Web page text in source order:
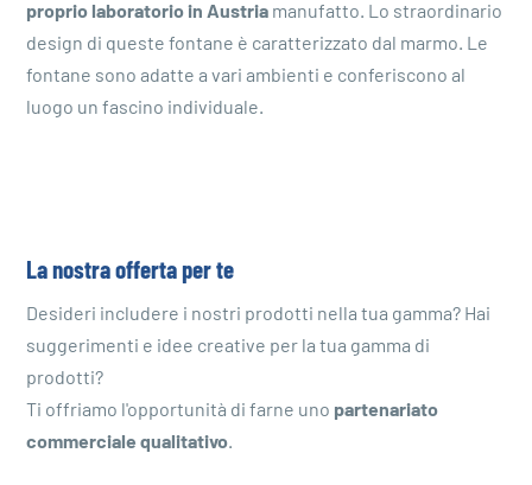
proprio laboratorio in Austria manufatto. Lo straordinario
design di queste fontane è caratterizzato dal marmo. Le
fontane sono adatte a vari ambienti e conferiscono al
luogo un fascino individuale.
La nostra offerta per te
Desideri includere i nostri prodotti nella tua gamma? Hai
suggerimenti e idee creative per la tua gamma di
prodotti?
Ti offriamo l'opportunità di farne uno partenariato
commerciale qualitativo.